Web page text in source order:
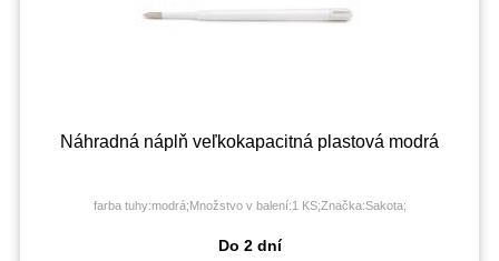
Náhradná náplň veľkokapacitná plastová modrá
farba tuhy:modrá;Množstvo v balení:1 KS;Značka:Sakota;
Do 2 dní